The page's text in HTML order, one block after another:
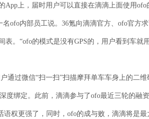
上，届时用户可以直接在滴滴上面使用ofo
ofo内部员工说。36氪向滴滴官方、ofo官方
。“ofo的模式是没有GPS的，用户看到车
过微信“扫一扫”扫描摩拜单车车身上的二
绑定。此前，滴滴参与了ofo最近三轮的融
权更强了，同时，ofo的成与败，滴滴将是最